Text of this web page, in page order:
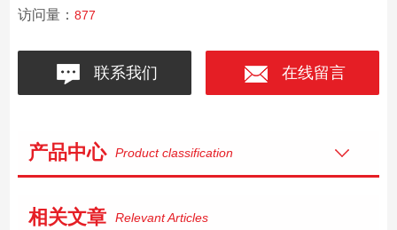
访问量： 877
联系我们 在线留言
产品中心 Product classification
相关文章 Relevant Articles